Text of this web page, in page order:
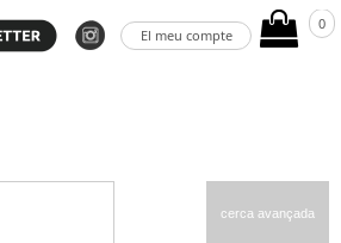
El meu compte
0
cerca avançada